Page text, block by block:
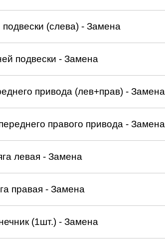
(слева) - Замена
подвески - Замена
привода (лев+прав) - Замена
правого привода - Замена
левая - Замена
правая - Замена
(1шт.) - Замена